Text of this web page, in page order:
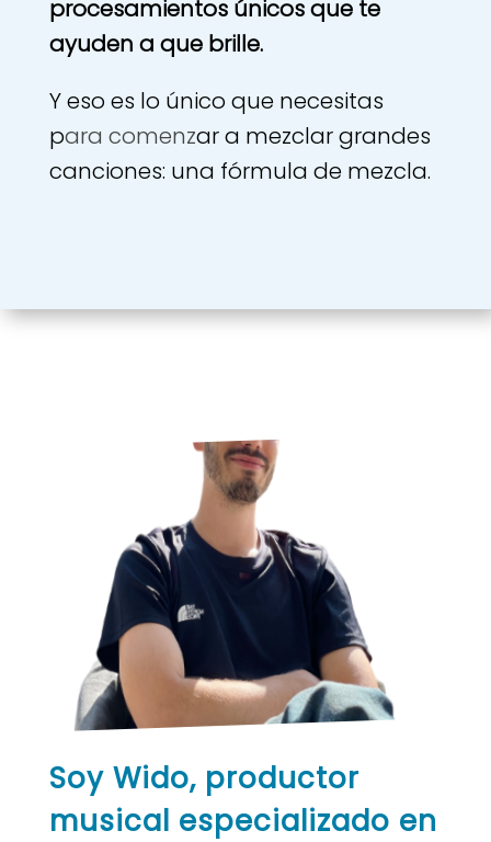
procesamientos únicos que te
ayuden a que brille.
Y eso es lo único que necesitas
para comenzar a mezclar grandes
canciones: una fórmula de mezcla.
Soy Wido, productor
musical especializado en